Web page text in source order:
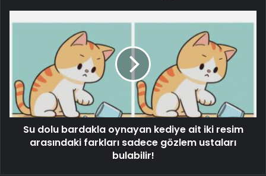
Su dolu bardakla oynayan kediye ait iki resim
arasındaki farkları sadece gözlem ustaları
bulabilir!